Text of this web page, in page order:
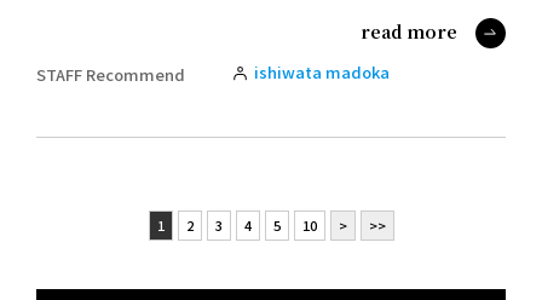
read more
STAFF Recommend ishiwata madoka
1 2 3 4 5 10 > >>